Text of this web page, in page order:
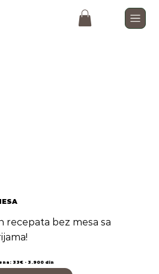
recepata bez mesa sa
33€ - 3.900 din